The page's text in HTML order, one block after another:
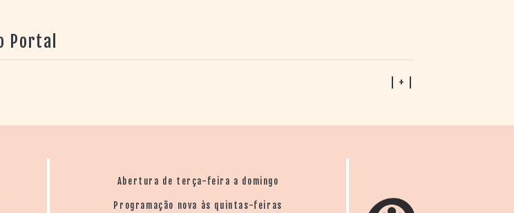
Portal
| + |
Abertura de terça-feira a domingo
Programação nova às quintas-feiras